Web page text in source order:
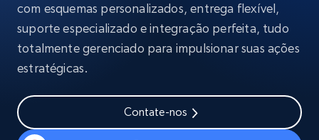
com esquemas personalizados, entrega flexível,
suporte especializado e integração perfeita, tudo
totalmente gerenciado para impulsionar suas ações
estratégicas.
Contate-nos